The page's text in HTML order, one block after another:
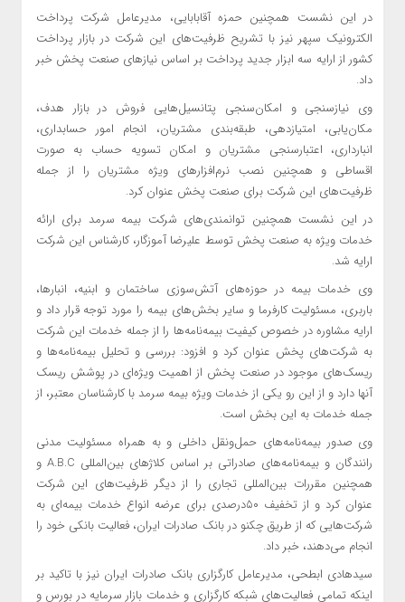
در این نشست همچنین حمزه آقابابایی، مدیرعامل شرکت پرداخت
الکترونیک سپهر نیز با تشریح ظرفیت‌های این شرکت در بازار پرداخت
کشور از ارایه سه ابزار جدید پرداخت بر اساس نیازهای صنعت پخش خبر
داد.
وی نیازسنجی و امکان‌سنجی پتانسیل‌هایی فروش در بازار هدف،
مکان‌یابی، امتیازدهی، طبقه‌بندی مشتریان، انجام امور حسابداری،
انبارداری، اعتبارسنجی مشتریان و امکان تسویه حساب به صورت
اقساطی و همچنین نصب نرم‌افزارهای ویژه مشتریان را از جمله
ظرفیت‌های این شرکت برای صنعت پخش عنوان کرد.
در این نشست همچنین توانمندی‌های شرکت بیمه سرمد برای ارائه
خدمات ویژه به صنعت پخش توسط علیرضا آموزگار، کارشناس این شرکت
ارایه شد.
وی خدمات بیمه در حوزه‌های آتش‌سوزی ساختمان و ابنیه، انبارها،
باربری، مسئولیت کارفرما و سایر بخش‌های بیمه را مورد توجه قرار داد و
‌ارایه مشاوره در خصوص کیفیت بیمه‌نامه‌ها را از جمله خدمات این شرکت
به شرکت‌های پخش عنوان کرد و افزود: بررسی و تحلیل بیمه‌نامه‌ها و
ریسک‌های موجود در صنعت پخش از اهمیت ویژه‌ای در پوشش ریسک
آنها دارد و از این رو یکی از خدمات ویژه بیمه سرمد با کارشناسان معتبر، از
جمله خدمات به این بخش است.
وی صدور بیمه‌نامه‌های حمل‌ونقل داخلی و به همراه مسئولیت مدنی
رانندگان و بیمه‌نامه‌های صادراتی بر اساس کلاژهای بین‌المللی A.B.C و
همچنین مقررات بین‌المللی تجاری را از دیگر ظرفیت‌های این شرکت
عنوان کرد و از تخفیف ۵۰‌درصدی برای عرضه انواع خدمات بیمه‌ای به
شرکت‌هایی که از طریق چکنو در بانک صادرات ایران، فعالیت بانکی خود را
انجام می‌دهند، خبر داد.
سیدهادی ابطحی، مدیرعامل کارگزاری بانک صادرات ایران نیز با تاکید بر
اینکه تمامی فعالیت‌های شبکه کارگزاری و‌ خدمات بازار سرمایه در بورس و